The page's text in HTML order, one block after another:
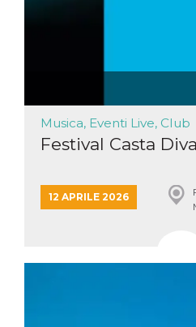
Musica, Eventi Live, Club
Festival Casta
12 APRILE 2026